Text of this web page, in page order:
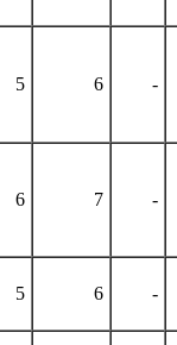
-
6
5
-
7
6
-
6
5